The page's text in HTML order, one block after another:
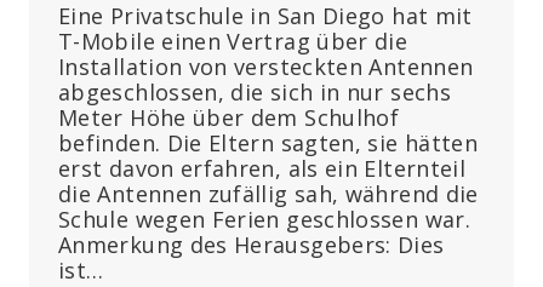
Eine Privatschule in San Diego hat mit
T-Mobile einen Vertrag über die
Installation von versteckten Antennen
abgeschlossen, die sich in nur sechs
Meter Höhe über dem Schulhof
befinden. Die Eltern sagten, sie hätten
erst davon erfahren, als ein Elternteil
die Antennen zufällig sah, während die
Schule wegen Ferien geschlossen war.
Anmerkung des Herausgebers: Dies
ist…